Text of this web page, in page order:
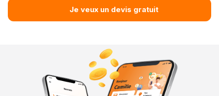
Je veux un devis gratuit